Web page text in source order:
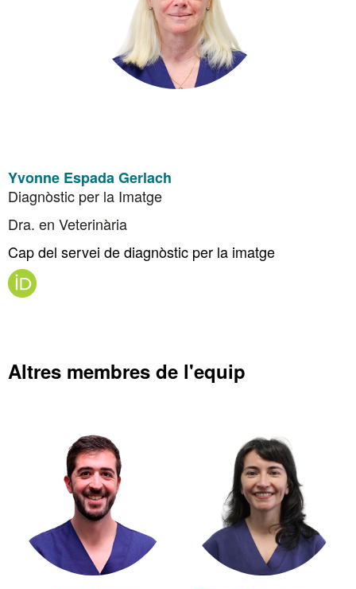
Yvonne Espada Gerlach
Diagnòstic per la Imatge
Dra. en Veterinària
Cap del servei de diagnòstic per la imatge
Altres membres de l'equip